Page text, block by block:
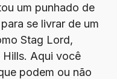
um punhado de
se livrar de um
Stag Lord,
Hills. Aqui você
podem ou não